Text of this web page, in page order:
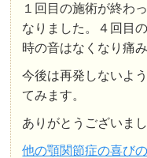
１回目の施術が終わ
なりました。４回目
時の音はなくなり痛
今後は再発しないよ
てみます。
ありがとうございまし
他の顎関節症の喜び